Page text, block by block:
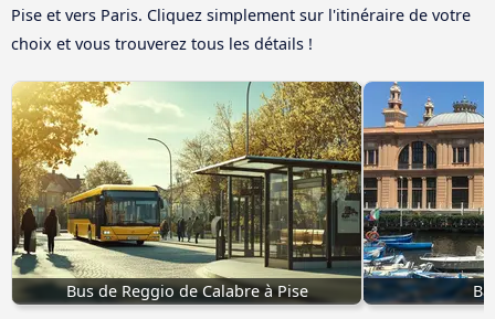
Pise et vers Paris. Cliquez simplement sur l'itinéraire de votre
choix et vous trouverez tous les détails !
Bus de Reggio de Calabre à Pise